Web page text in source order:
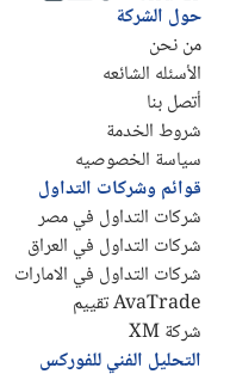
حول الشركة
من نحن
الأسئله الشائعه
أتصل بنا
شروط الخدمة
سياسة الخصوصيه
قوائم وشركات التداول
شركات التداول في مصر
شركات التداول في العراق
شركات التداول في الامارات
AvaTrade تقييم
شركة XM
التحليل الفني للفوركس